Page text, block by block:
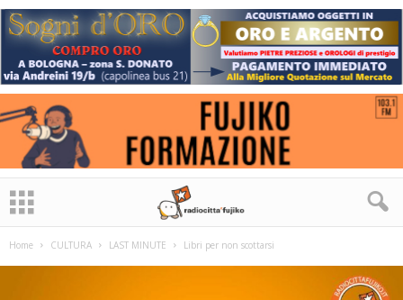
Home CULTURA LAST MINUTE Libri per non scottarsi